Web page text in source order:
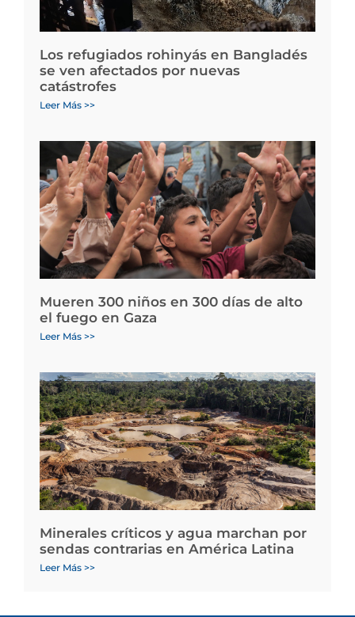
Los refugiados rohinyás en Bangladés
se ven afectados por nuevas
catástrofes
Leer Más >>
Mueren 300 niños en 300 días de alto
el fuego en Gaza
Leer Más >>
Minerales críticos y agua marchan por
sendas contrarias en América Latina
Leer Más >>